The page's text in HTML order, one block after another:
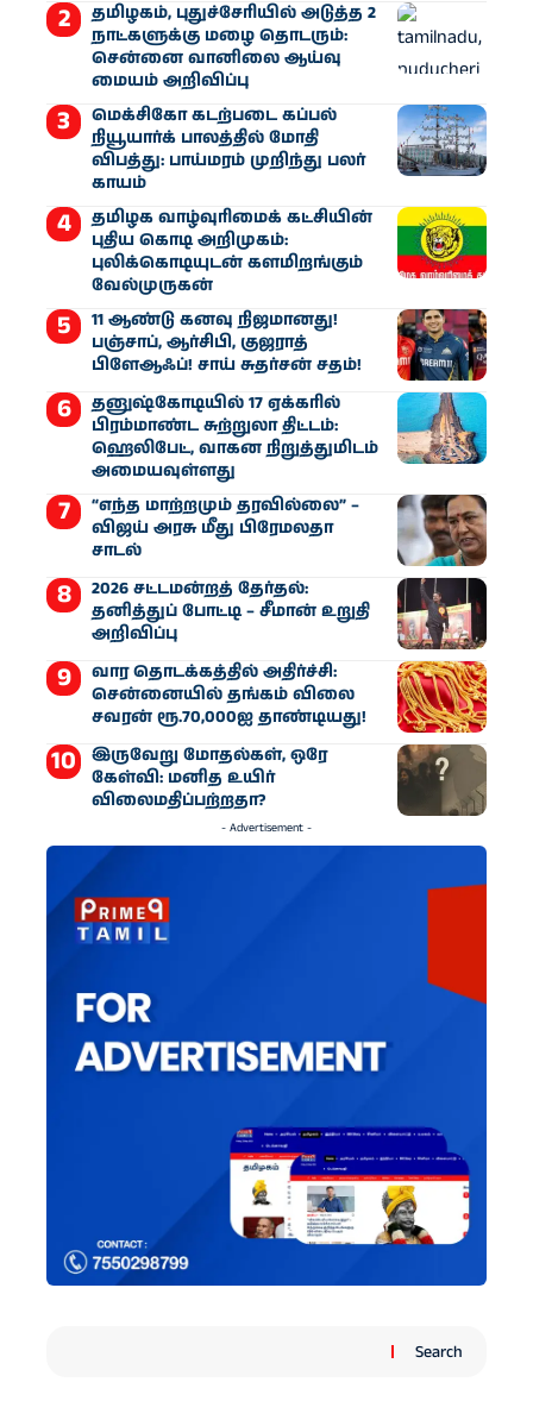
தமிழகம், புதுச்சேரியில் அடுத்த 2
நாட்களுக்கு மழை தொடரும்:
சென்னை வானிலை ஆய்வு
மையம் அறிவிப்பு
மெக்சிகோ கடற்படை கப்பல்
நியூயார்க் பாலத்தில் மோதி
விபத்து: பாய்மரம் முறிந்து பலர்
காயம்
தமிழக வாழ்வுரிமைக் கட்சியின்
புதிய கொடி அறிமுகம்:
புலிக்கொடியுடன் களமிறங்கும்
வேல்முருகன்
11 ஆண்டு கனவு நிஜமானது!
பஞ்சாப், ஆர்சிபி, குஜராத்
பிளேஆஃப்! சாய் சுதர்சன் சதம்!
தனுஷ்கோடியில் 17 ஏக்கரில்
பிரம்மாண்ட சுற்றுலா திட்டம்:
ஹெலிபேட், வாகன நிறுத்துமிடம்
அமையவுள்ளது
“எந்த மாற்றமும் தரவில்லை” –
விஜய் அரசு மீது பிரேமலதா
சாடல்
2026 சட்டமன்றத் தேர்தல்:
தனித்துப் போட்டி – சீமான் உறுதி
அறிவிப்பு
வார தொடக்கத்தில் அதிர்ச்சி:
சென்னையில் தங்கம் விலை
சவரன் ரூ.70,000ஐ தாண்டியது!
இருவேறு மோதல்கள், ஒரே
கேள்வி: மனித உயிர்
விலைமதிப்பற்றதா?
- Advertisement -
Search